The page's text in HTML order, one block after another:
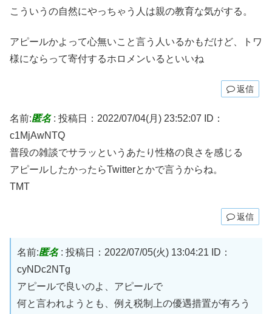
こういうの自然にやっちゃう人は親の教育な気がする。
アピールかよって心無いこと言う人いるかもだけど、トワ
様にならって寄付するホロメンいるといいね
返信
名前:匿名: 投稿日：2022/07/04(月) 23:52:07
ID：
c1MjAwNTQ
普段の雑談でサラッというあたり性格の良さを感じる
アピールしたかったらTwitterとかで言うからね。
TMT
返信
名前:匿名: 投稿日：2022/07/05(火) 13:04:21
ID：
cyNDc2NTg
アピールで良いのよ、アピールで
何と言われようとも、例え税制上の優遇措置が有ろう